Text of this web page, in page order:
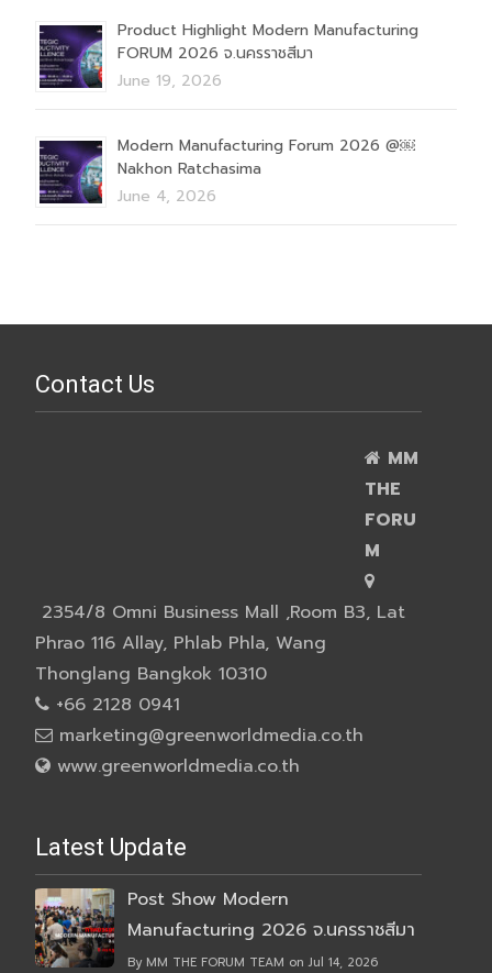
Product Highlight Modern Manufacturing
FORUM 2026 จ.นครราชสีมา
June 19, 2026
Modern Manufacturing Forum 2026 @￼
Nakhon Ratchasima
June 4, 2026
Contact Us
MM
THE
FORU
M
2354/8 Omni Business Mall ,Room B3, Lat
Phrao 116 Allay, Phlab Phla, Wang
Thonglang Bangkok 10310
+66 2128 0941
marketing@greenworldmedia.co.th
www.greenworldmedia.co.th
Latest Update
Post Show Modern
Manufacturing 2026 จ.นครราชสีมา
By MM THE FORUM TEAM on Jul 14, 2026